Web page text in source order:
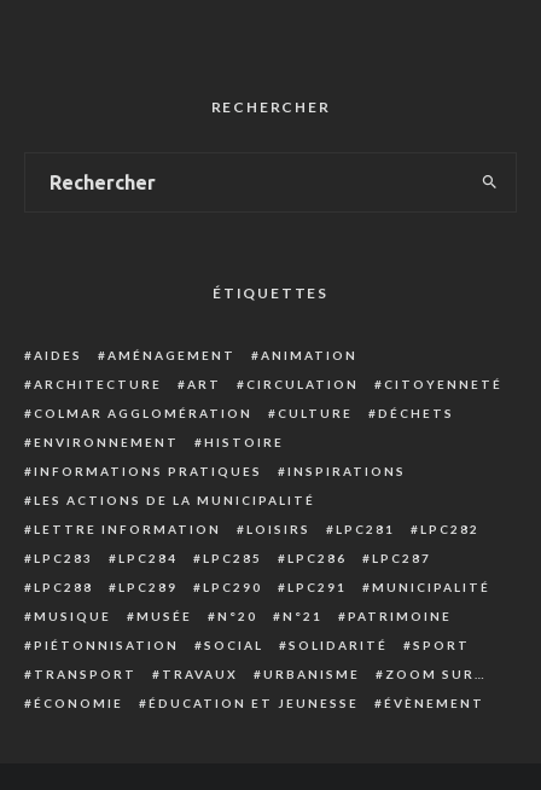
RECHERCHER
ÉTIQUETTES
AIDES AMÉNAGEMENT
ANIMATION
ARCHITECTURE
ART CIRCULATION
CITOYENNETÉ
COLMAR AGGLOMÉRATION
CULTURE
DÉCHETS
ENVIRONNEMENT
HISTOIRE
INFORMATIONS PRATIQUES
INSPIRATIONS
LES ACTIONS DE LA MUNICIPALITÉ
LETTRE INFORMATION
LOISIRS LPC281
LPC282
LPC283
LPC284 LPC285 LPC286
LPC287
LPC288
LPC289 LPC290 LPC291
MUNICIPALITÉ
MUSIQUE
MUSÉE N°20 N°21
PATRIMOINE
PIÉTONNISATION
SOCIAL SOLIDARITÉ
SPORT
TRANSPORT
TRAVAUX URBANISME
ZOOM SUR…
ÉCONOMIE
ÉDUCATION ET JEUNESSE ÉVÈNEMENT